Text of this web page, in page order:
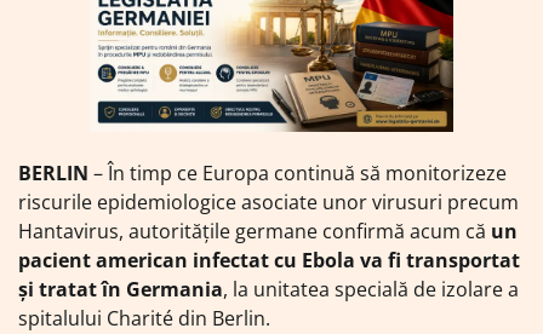
BERLIN – În timp ce Europa continuă să monitorizeze
riscurile epidemiologice asociate unor virusuri precum
Hantavirus, autoritățile germane confirmă acum că un
pacient american infectat cu Ebola va fi transportat
și tratat în Germania, la unitatea specială de izolare a
spitalului Charité din Berlin.